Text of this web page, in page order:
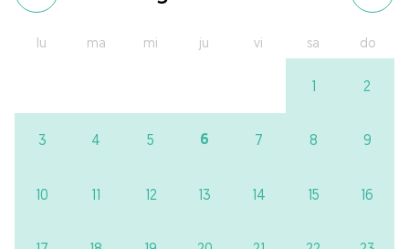
lu ma mi ju vi sa do
1 2
3 4 5 6 7 8 9
10 11 12 13 14 15 16